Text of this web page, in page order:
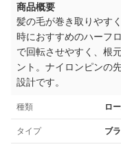
商品概要
髪の毛が巻き取りやす
時におすすめのハーフ
で回転させやすく、根
ント。ナイロンピンの
設計です。
種類 ロ
タイプ ブ